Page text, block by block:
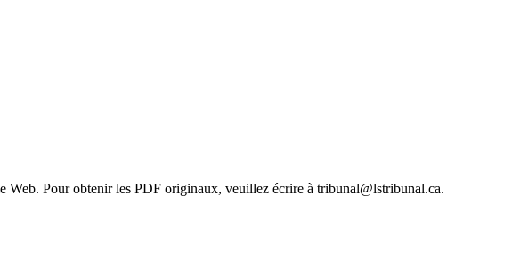
Web. Pour obtenir les PDF originaux, veuillez écrire à tribunal@lstribunal.ca.